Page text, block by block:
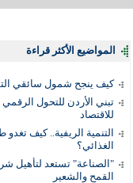
المواضيع الأكثر قراءة
كيف ينجح شمول سائقي
تبني الأردن للتحول
للاقتصاد
التنمية الريفية.. كيف تغدو
الغذائي؟
"الصناعة" تستعد لتأهيل
القمح والشعير